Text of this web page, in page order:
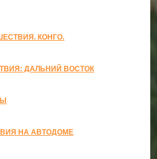
КОНГО.
ДАЛЬНИЙ ВОСТОК
НА АВТОДОМЕ